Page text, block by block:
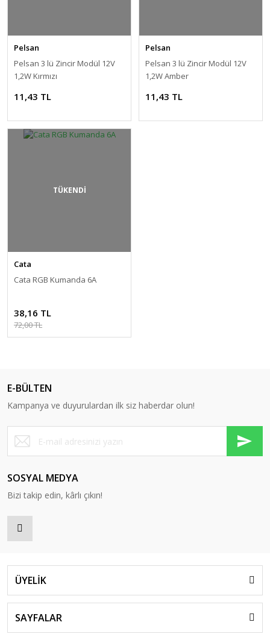
Pelsan
Pelsan 3 lü Zincir Modül 12V
1,2W Kırmızı
11,43 TL
Pelsan
Pelsan 3 lü Zincir Modül 12V
1,2W Amber
11,43 TL
TÜKENDİ
Cata
Cata RGB Kumanda 6A
38,16 TL
72,00 TL
E-BÜLTEN
Kampanya ve duyurulardan ilk siz haberdar olun!
SOSYAL MEDYA
Bizi takip edin, kârlı çıkın!
ÜYELİK
SAYFALAR